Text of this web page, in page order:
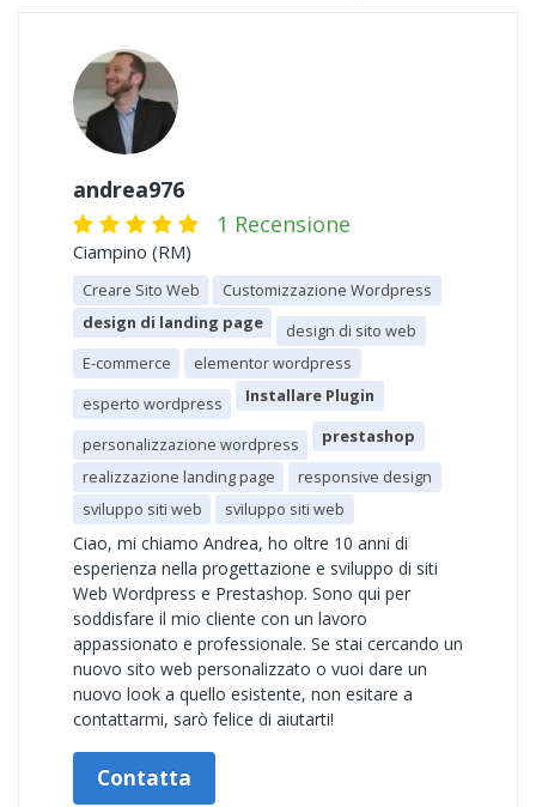
andrea976
1 Recensione
Ciampino (RM)
Creare Sito Web
Customizzazione Wordpress
design di landing page
design di sito web
E-commerce
elementor wordpress
esperto wordpress
Installare Plugin
personalizzazione wordpress
prestashop
realizzazione landing page
responsive design
sviluppo siti web
sviluppo siti web
Ciao, mi chiamo Andrea, ho oltre 10 anni di
esperienza nella progettazione e sviluppo di siti
Web Wordpress e Prestashop. Sono qui per
soddisfare il mio cliente con un lavoro
appassionato e professionale. Se stai cercando un
nuovo sito web personalizzato o vuoi dare un
nuovo look a quello esistente, non esitare a
contattarmi, sarò felice di aiutarti!
Contatta